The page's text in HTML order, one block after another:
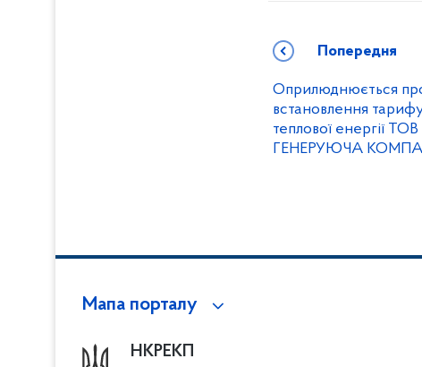
Попередня
Оприлюднюється
встановлення
теплової енергії
ГЕНЕРУЮЧА
Мапа порталу
НКРЕКП